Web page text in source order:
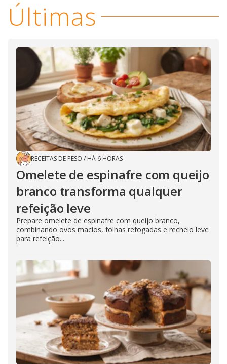
Últimas
RECEITAS DE PESO / HÁ 6 HORAS
Omelete de espinafre com queijo
branco transforma qualquer
refeição leve
Prepare omelete de espinafre com queijo branco,
combinando ovos macios, folhas refogadas e recheio leve
para refeição...